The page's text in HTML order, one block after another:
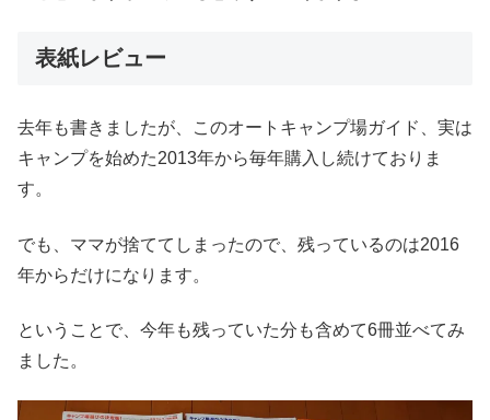
表紙レビュー
去年も書きましたが、このオートキャンプ場ガイド、実は
キャンプを始めた2013年から毎年購入し続けておりま
す。
でも、ママが捨ててしまったので、残っているのは2016
年からだけになります。
ということで、今年も残っていた分も含めて6冊並べてみ
ました。